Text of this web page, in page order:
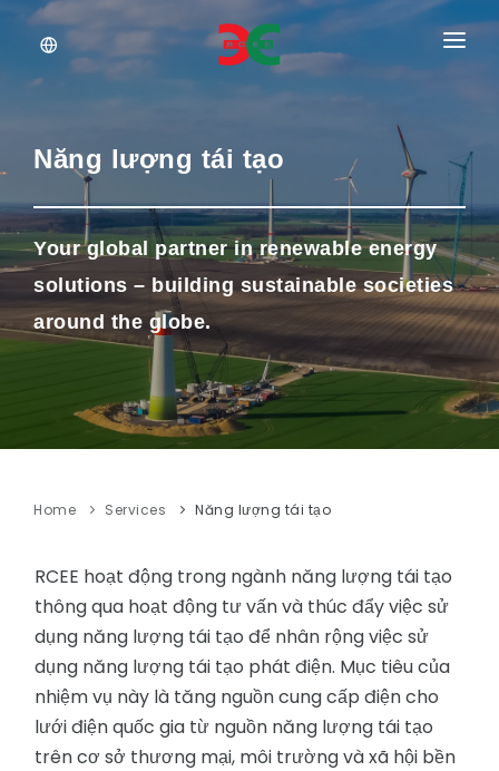
Services
Documents
Insights
Career
Năng lượng tái tạo
Your global partner in renewable energy
solutions – building sustainable societies
around the globe.
Home Services Năng lượng tái tạo
RCEE hoạt động trong ngành năng lượng tái tạo
thông qua hoạt động tư vấn và thúc đẩy việc sử
dụng năng lượng tái tạo để nhân rộng việc sử
dụng năng lượng tái tạo phát điện. Mục tiêu của
nhiệm vụ này là tăng nguồn cung cấp điện cho
lưới điện quốc gia từ nguồn năng lượng tái tạo
trên cơ sở thương mại, môi trường và xã hội bền